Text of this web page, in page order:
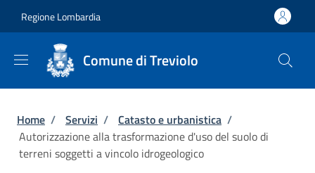
Regione Lombardia
Comune di Treviolo
Briciole di pane
Home / Servizi / Catasto e urbanistica /
Autorizzazione alla trasformazione d'uso del suolo di
terreni soggetti a vincolo idrogeologico